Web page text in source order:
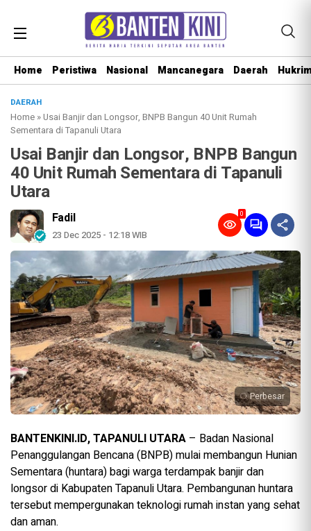
Home Peristiwa Nasional Mancanegara Daerah
DAERAH
Home »Usai Banjir dan Longsor, BNPB Bangun 40 Unit Rumah
Sementara di Tapanuli Utara
Usai Banjir dan Longsor, BNPB Bangun
40 Unit Rumah Sementara di Tapanuli
Utara
Fadil
23 Dec 2025 - 12:18 WIB
0
Perbesar
BANTENKINI.ID, TAPANULI UTARA – Badan Nasional
Penanggulangan Bencana (BNPB) mulai membangun Hunian
Sementara (huntara) bagi warga terdampak banjir dan
longsor di Kabupaten Tapanuli Utara. Pembangunan huntara
tersebut mempergunakan teknologi rumah instan yang sehat
dan aman.